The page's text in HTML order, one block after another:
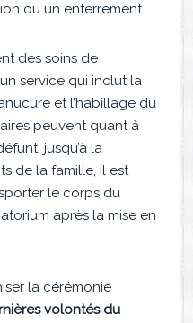
ou un enterrement.
des soins de
service qui inclut la
et l’habillage du
peuvent quant à
jusqu’à la
de la famille, il est
le corps du
après la mise en
la cérémonie
volontés du